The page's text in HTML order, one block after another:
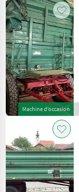
Machine d’occasion